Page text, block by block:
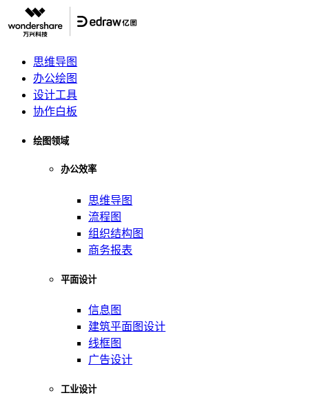
思维导图
办公绘图
设计工具
协作白板
绘图领域
办公效率
思维导图
流程图
组织结构图
商务报表
平面设计
信息图
建筑平面图设计
线框图
广告设计
工业设计